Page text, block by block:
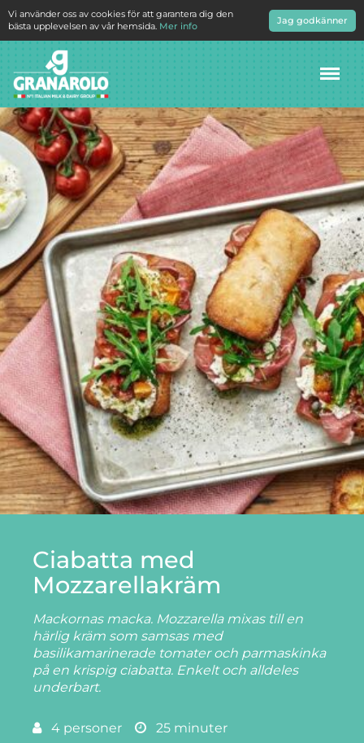
Vi använder oss av cookies för att garantera dig den
bästa upplevelsen av vår hemsida. Mer info
Jag godkänner
Meny
Ciabatta med
Mozzarellakräm
Mackornas macka. Mozzarella mixas till en
härlig kräm som samsas med
basilikamarinerade tomater och parmaskinka
på en krispig ciabatta. Enkelt och alldeles
underbart.
4 personer 25 minuter